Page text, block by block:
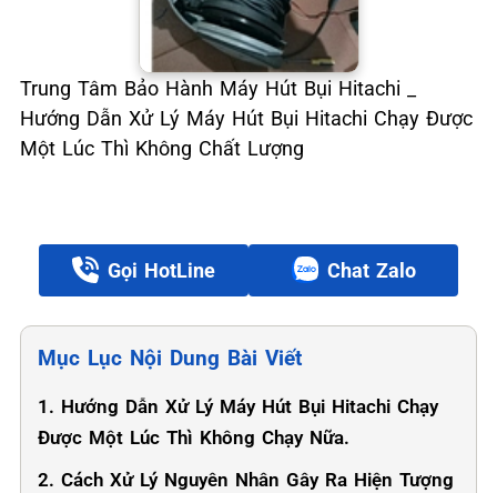
Trung Tâm Bảo Hành Máy Hút Bụi Hitachi _
Hướng Dẫn Xử Lý Máy Hút Bụi Hitachi Chạy Được
Một Lúc Thì Không Chất Lượng
Gọi HotLine Chat Zalo
Mục Lục Nội Dung Bài Viết
1. Hướng Dẫn Xử Lý Máy Hút Bụi Hitachi Chạy
Được Một Lúc Thì Không Chạy Nữa.
2. Cách Xử Lý Nguyên Nhân Gây Ra Hiện Tượng